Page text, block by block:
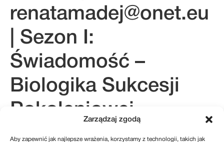
Zarządzaj zgodą
Aby zapewnić jak najlepsze wrażenia, korzystamy z technologii, takich jak
renatamadej@onet.eu
| Sezon I:
Świadomość –
Biologika Sukcesji
Pokoleniowej